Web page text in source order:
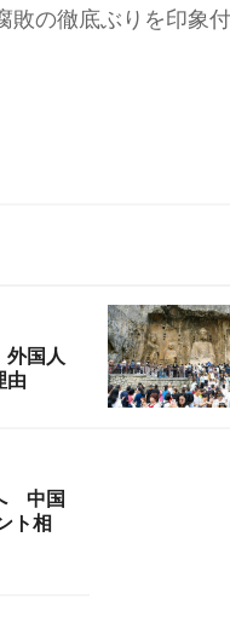
の徹底ぶりを印象付
外国人
由
中国
ト相